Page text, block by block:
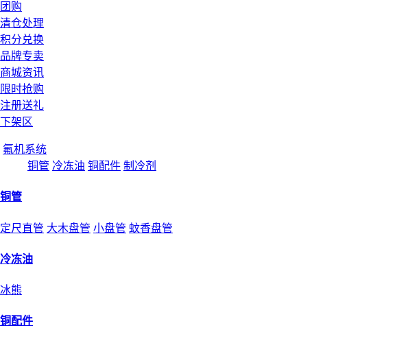
团购
清仓处理
积分兑换
品牌专卖
商城资讯
限时抢购
注册送礼
下架区
氟机系统
铜管 冷冻油 铜配件 制冷剂
铜管
定尺直管 大木盘管 小盘管 蚊香盘管
冷冻油
冰熊
铜配件